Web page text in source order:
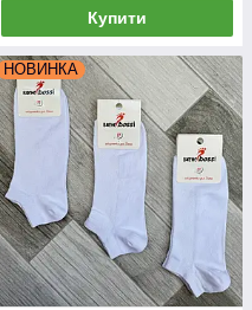
Купити
НОВИНКА